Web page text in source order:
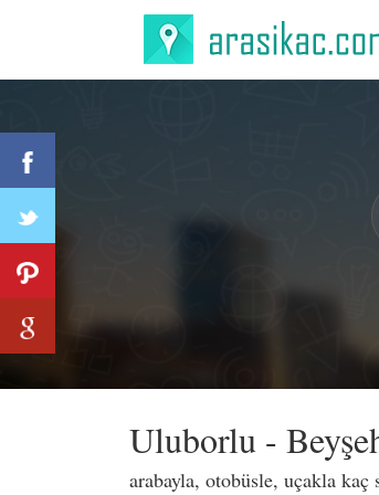
Uluborlu -
arabayla, otobüsle, uçakla kaç